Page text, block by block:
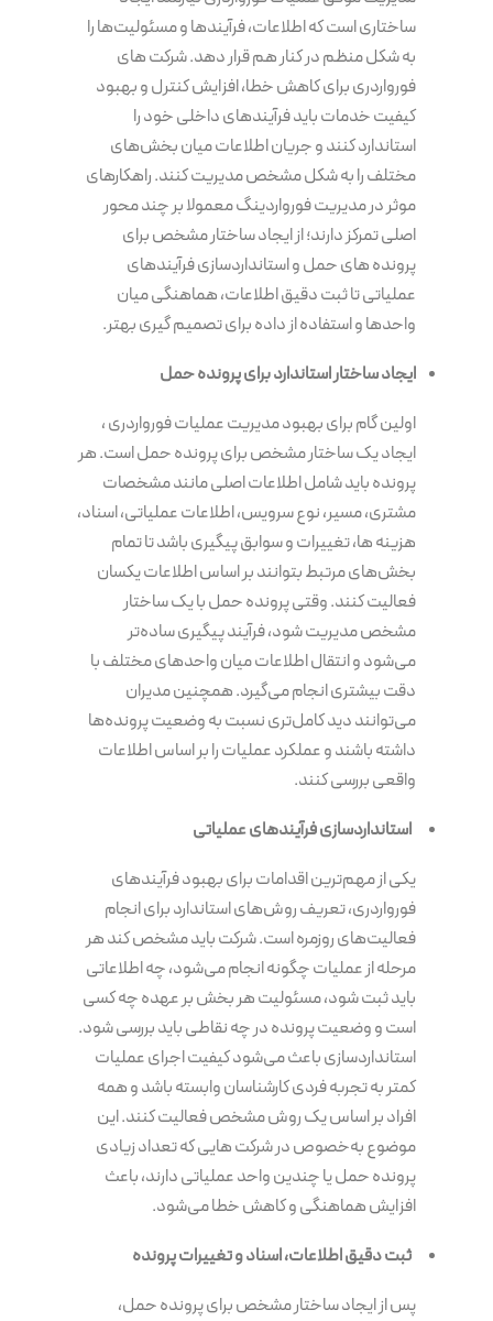
ساختاری است که اطلاعات، فرآیندها و مسئولیت‌ها را
به شکل منظم در کنار هم قرار دهد. شرکت های
فورواردری برای کاهش خطا، افزایش کنترل و بهبود
کیفیت خدمات باید فرآیندهای داخلی خود را
استاندارد کنند و جریان اطلاعات میان بخش‌های
مختلف را به شکل مشخص مدیریت کنند. راهکارهای
موثر در مدیریت فورواردینگ معمولا بر چند محور
اصلی تمرکز دارند؛ از ایجاد ساختار مشخص برای
پرونده های حمل و استانداردسازی فرآیندهای
عملیاتی تا ثبت دقیق اطلاعات، هماهنگی میان
واحدها و استفاده از داده برای تصمیم گیری بهتر.
ایجاد ساختار استاندارد برای پرونده حمل
اولین گام برای بهبود مدیریت عملیات فورواردری ،
ایجاد یک ساختار مشخص برای پرونده حمل است. هر
پرونده باید شامل اطلاعات اصلی مانند مشخصات
مشتری، مسیر، نوع سرویس، اطلاعات عملیاتی، اسناد،
هزینه ها، تغییرات و سوابق پیگیری باشد تا تمام
بخش‌های مرتبط بتوانند بر اساس اطلاعات یکسان
فعالیت کنند. وقتی پرونده حمل با یک ساختار
مشخص مدیریت شود، فرآیند پیگیری ساده‌تر
می‌شود و انتقال اطلاعات میان واحدهای مختلف با
دقت بیشتری انجام می‌گیرد. همچنین مدیران
می‌توانند دید کامل‌تری نسبت به وضعیت پرونده‌ها
داشته باشند و عملکرد عملیات را بر اساس اطلاعات
واقعی بررسی کنند.
استانداردسازی فرآیندهای عملیاتی
یکی از مهم‌ترین اقدامات برای بهبود فرآیندهای
فورواردری، تعریف روش‌های استاندارد برای انجام
فعالیت‌های روزمره است. شرکت باید مشخص کند هر
مرحله از عملیات چگونه انجام می‌شود، چه اطلاعاتی
باید ثبت شود، مسئولیت هر بخش بر عهده چه کسی
است و وضعیت پرونده در چه نقاطی باید بررسی شود.
استانداردسازی باعث می‌شود کیفیت اجرای عملیات
کمتر به تجربه فردی کارشناسان وابسته باشد و همه
افراد بر اساس یک روش مشخص فعالیت کنند. این
موضوع به‌خصوص در شرکت هایی که تعداد زیادی
پرونده حمل یا چندین واحد عملیاتی دارند، باعث
افزایش هماهنگی و کاهش خطا می‌شود.
ثبت دقیق اطلاعات، اسناد و تغییرات پرونده
پس از ایجاد ساختار مشخص برای پرونده حمل،